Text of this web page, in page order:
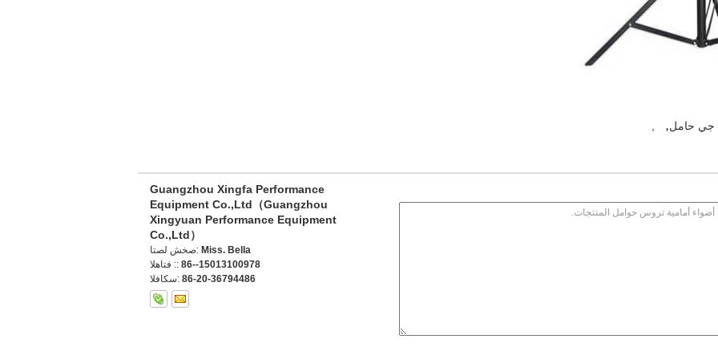
جي حامل,
Guangzhou Xingfa Performance
Equipment Co.,Ltd（Guangzhou
Xingyuan Performance Equipment
Co.,Ltd）
اتصل شخص: Miss. Bella
الهاتف :: 86--15013100978
الفاكس: 86-20-36794486